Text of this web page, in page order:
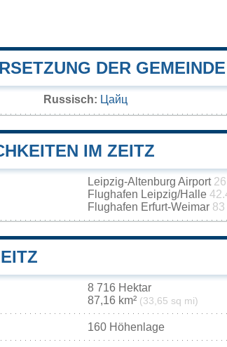
DER
Russisch: Цайц
IM ZEITZ
Leipzig-Altenburg Airport
Flughafen Leipzig/Halle
Flughafen Erfurt-Weimar 83
8 716 Hektar
87,16 km² (33,65 sq mi)
160 Höhenlage